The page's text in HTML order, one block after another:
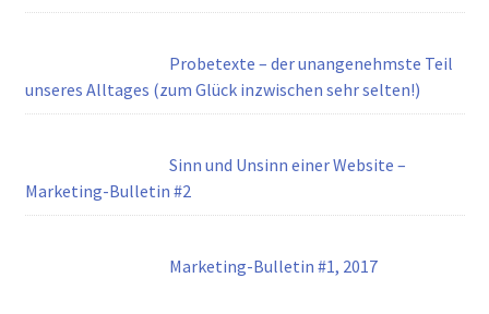
Probetexte – der unangenehmste Teil
unseres Alltages (zum Glück inzwischen sehr selten!)
Sinn und Unsinn einer Website –
Marketing-Bulletin #2
Marketing-Bulletin #1, 2017